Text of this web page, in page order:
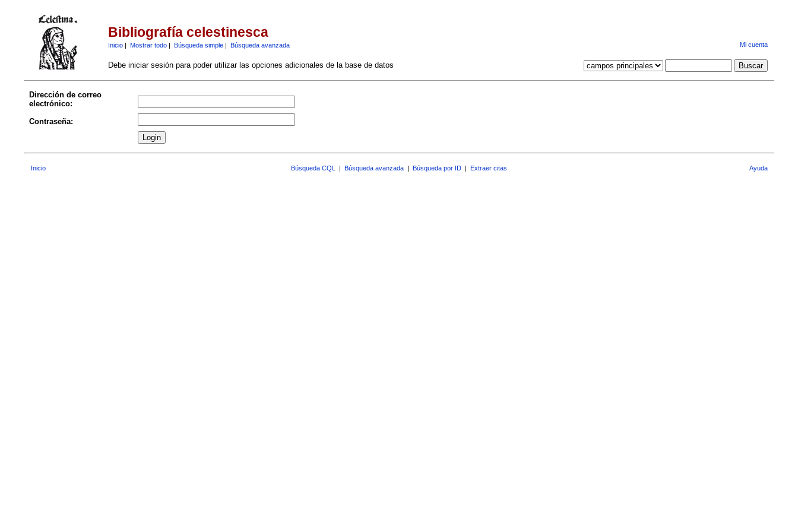
Bibliografía celestinesca
Inicio| Mostrar todo| Búsqueda simple| Búsqueda avanzada Mi cuenta
Debe iniciar sesión para poder utilizar las opciones adicionales de la base de datos
Dirección de correo
electrónico:
Contraseña:
Inicio Búsqueda CQL | Búsqueda avanzada | Búsqueda por ID | Extraer citas Ayuda